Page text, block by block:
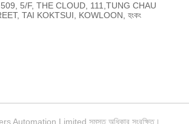
5/F, THE CLOUD, 111,TUNG CHAU
TAI KOKTSUI, KOWLOON, হংকং
Automation Limited সমস্ত অধিকার সংরক্ষিত।